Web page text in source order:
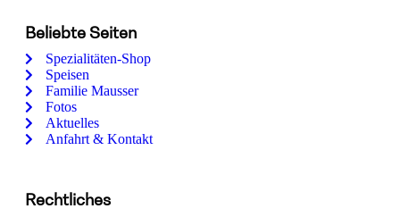
Beliebte Seiten
Spezialitäten-Shop
Speisen
Familie Mausser
Fotos
Aktuelles
Anfahrt & Kontakt
Rechtliches